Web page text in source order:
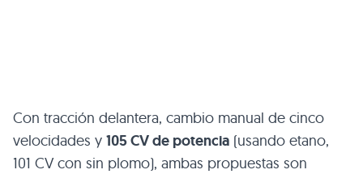
Con tracción delantera, cambio manual de cinco
velocidades y 105 CV de potencia (usando etano,
101 CV con sin plomo), ambas propuestas son